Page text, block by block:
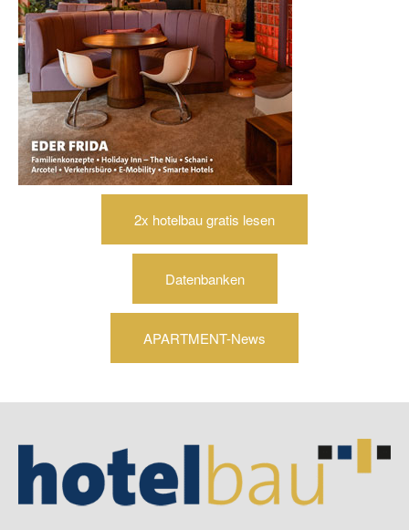
2x hotelbau gratis lesen
Datenbanken
APARTMENT-News